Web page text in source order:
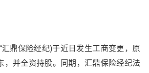
鼎保险经纪)于近日发生工商变更，原
，并全资持股。同期，汇鼎保险经纪法